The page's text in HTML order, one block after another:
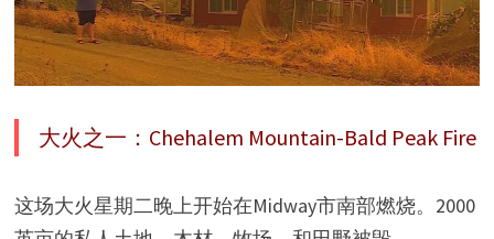
大火之一：Chehalem Mountain-Bald Peak Fire
这场大火星期二晚上开始在Midway市南部燃烧。2000